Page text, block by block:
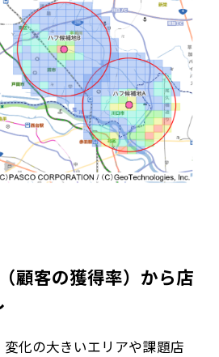
顧客の獲得率）から店
化の大きいエリアや課題店